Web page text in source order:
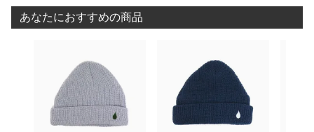
あなたにおすすめの商品